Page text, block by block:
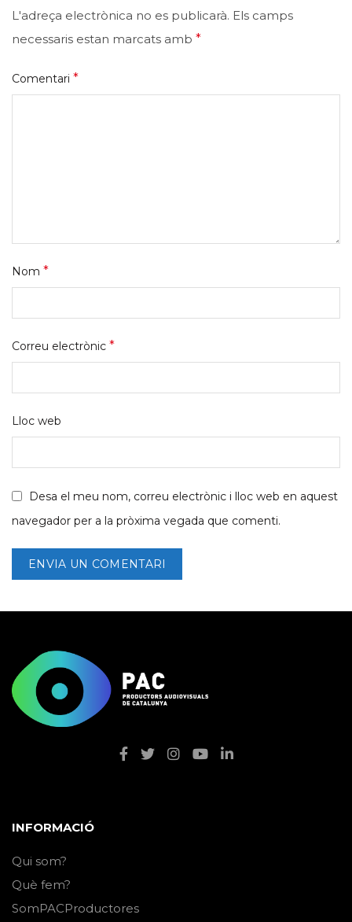
L'adreça electrònica no es publicarà. Els camps
necessaris estan marcats amb *
Comentari *
Nom *
Correu electrònic *
Lloc web
Desa el meu nom, correu electrònic i lloc web en aquest
navegador per a la pròxima vegada que comenti.
INFORMACIÓ
Qui som?
Què fem?
SomPACProductores